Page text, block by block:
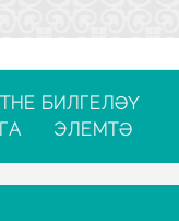
БИЛГЕЛӘҮ
ЭЛЕМТӘ